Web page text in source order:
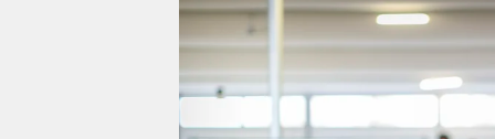
verlag
veranstaltungen
shop